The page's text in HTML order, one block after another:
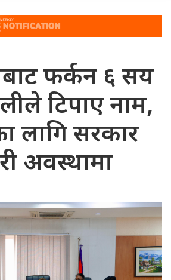
फर्कन ६ सय
टिपाए नाम,
लागि सरकार
अवस्थामा